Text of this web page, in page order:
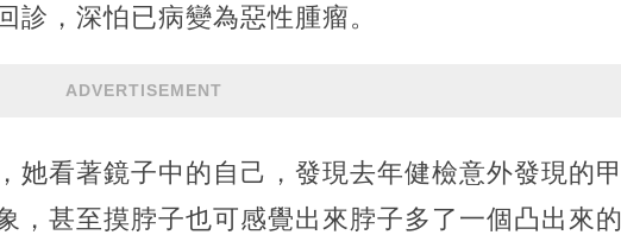
診，深怕已病變為惡性腫瘤。
ADVERTISEMENT
她看著鏡子中的自己，發現去年健檢意外發現的甲
，甚至摸脖子也可感覺出來脖子多了一個凸出來的